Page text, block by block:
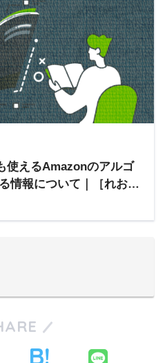
使えるAmazonのアルゴ
情報について｜［れおる
Kindle作家